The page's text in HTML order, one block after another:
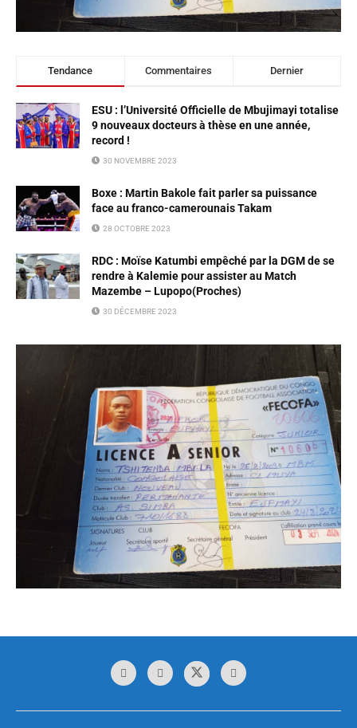
Tendance Commentaires Dernier
ESU : l’Université Officielle de Mbujimayi totalise
9 nouveaux docteurs à thèse en une année,
record !
30 NOVEMBRE 2023
Boxe : Martin Bakole fait parler sa puissance
face au franco-camerounais Takam
28 OCTOBRE 2023
RDC : Moïse Katumbi empêché par la DGM de se
rendre à Kalemie pour assister au Match
Mazembe – Lupopo(Proches)
30 DÉCEMBRE 2023